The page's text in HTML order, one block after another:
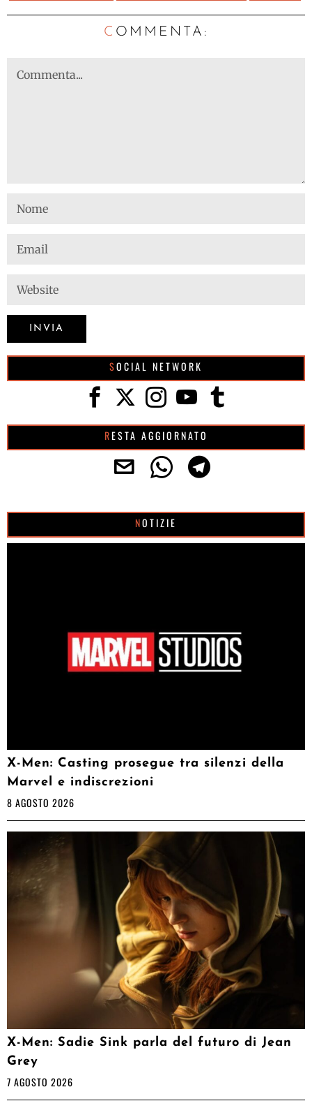
C OMMENTA:
SOCIAL NETWORK
RESTA AGGIORNATO
NOTIZIE
X-Men: Casting prosegue tra silenzi della
Marvel e indiscrezioni
8 AGOSTO 2026
X-Men: Sadie Sink parla del futuro di Jean
Grey
7 AGOSTO 2026